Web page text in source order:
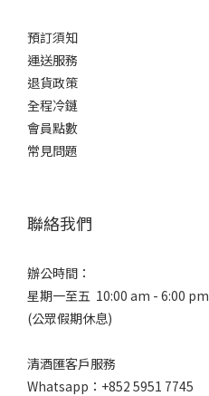
預訂須知
運送服務
退貨政策
全程冷鏈
會員點數
常見問題
聯絡我們
辦公時間：
星期一至五 10:00 am - 6:00 pm
(公眾假期休息)
清酒匯客戶服務
Whatsapp：+852 5951 7745